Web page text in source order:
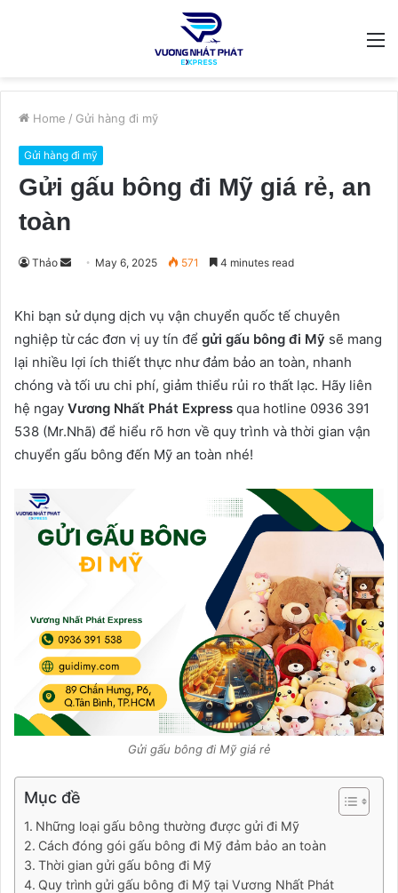
Home / Gửi hàng đi mỹ
Gửi hàng đi mỹ
Gửi gấu bông đi Mỹ giá rẻ, an
toàn
Thảo
Send May 6, 2025 571 4 minutes read
Khi bạn sử dụng dịch vụ vận chuyển quốc tế chuyên
nghiệp từ các đơn vị uy tín để gửi gấu bông đi Mỹ sẽ mang
lại nhiều lợi ích thiết thực như đảm bảo an toàn, nhanh
chóng và tối ưu chi phí, giảm thiểu rủi ro thất lạc. Hãy liên
hệ ngay Vương Nhất Phát Express qua hotline 0936 391
538 (Mr.Nhã) để hiểu rõ hơn về quy trình và thời gian vận
chuyển gấu bông đến Mỹ an toàn nhé!
Gửi gấu bông đi Mỹ giá rẻ
Mục đề
Những loại gấu bông thường được gửi đi Mỹ
Cách đóng gói gấu bông đi Mỹ đảm bảo an toàn
Thời gian gửi gấu bông đi Mỹ
Quy trình gửi gấu bông đi Mỹ tại Vương Nhất Phát